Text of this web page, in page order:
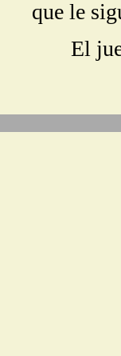
que le
El